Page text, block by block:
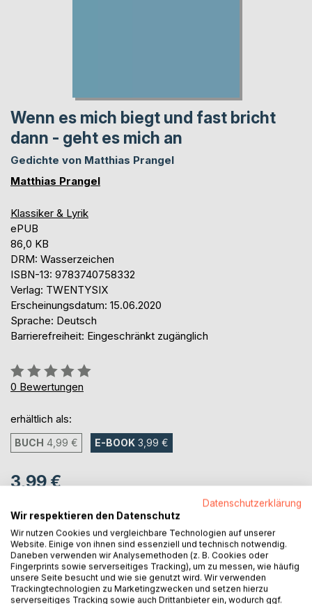
Wenn es mich biegt und fast bricht
dann - geht es mich an
Gedichte von Matthias Prangel
Matthias Prangel
Klassiker & Lyrik
ePUB
86,0 KB
DRM: Wasserzeichen
ISBN-13: 9783740758332
Verlag: TWENTYSIX
Erscheinungsdatum: 15.06.2020
Sprache: Deutsch
Barrierefreiheit: Eingeschränkt zugänglich
Bewertung::
0%
0 Bewertungen
erhältlich als:
BUCH 4,99 € E-BOOK 3,99 €
3,99 €
sofort verfügbar als Download
IN DEN WARENKORB
Auf die Merkliste
Datenschutzerklärung
Wir respektieren den Datenschutz
Wir nutzen Cookies und vergleichbare Technologien auf unserer
Website. Einige von ihnen sind essenziell und technisch notwendig.
Daneben verwenden wir Analysemethoden (z. B. Cookies oder
Fingerprints sowie serverseitiges Tracking), um zu messen, wie häufig
unsere Seite besucht und wie sie genutzt wird. Wir verwenden
Trackingtechnologien zu Marketingzwecken und setzen hierzu
serverseitiges Tracking sowie auch Drittanbieter ein, wodurch ggf.